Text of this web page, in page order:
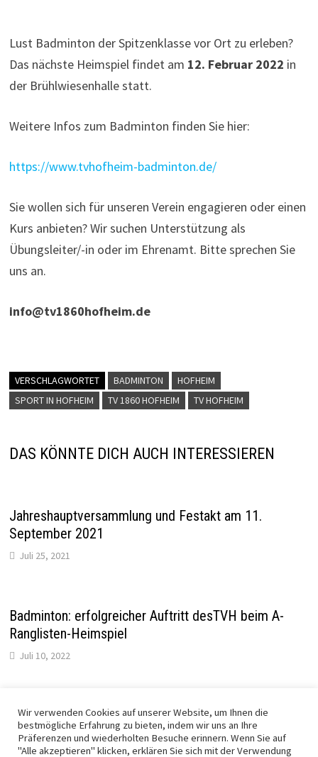
Lust Badminton der Spitzenklasse vor Ort zu erleben?
Das nächste Heimspiel findet am 12. Februar 2022 in
der Brühlwiesenhalle statt.
Weitere Infos zum Badminton finden Sie hier:
https://www.tvhofheim-badminton.de/
Sie wollen sich für unseren Verein engagieren oder einen
Kurs anbieten? Wir suchen Unterstützung als
Übungsleiter/-in oder im Ehrenamt. Bitte sprechen Sie
uns an.
info@tv1860hofheim.de
VERSCHLAGWORTET BADMINTON
HOFHEIM
SPORT IN HOFHEIM
TV 1860 HOFHEIM TV HOFHEIM
DAS KÖNNTE DICH AUCH INTERESSIEREN
Jahreshauptversammlung und Festakt am 11.
September 2021
Juli 25, 2021
Badminton: erfolgreicher Auftritt desTVH beim A-
Ranglisten-Heimspiel
Juli 10, 2022
12 Medaillenplätze für unseren Tischtennis-
Nachwuchs
Wir verwenden Cookies auf unserer Website, um Ihnen die
bestmögliche Erfahrung zu bieten, indem wir uns an Ihre
Präferenzen und wiederholten Besuche erinnern. Wenn Sie auf
"Alle akzeptieren" klicken, erklären Sie sich mit der Verwendung